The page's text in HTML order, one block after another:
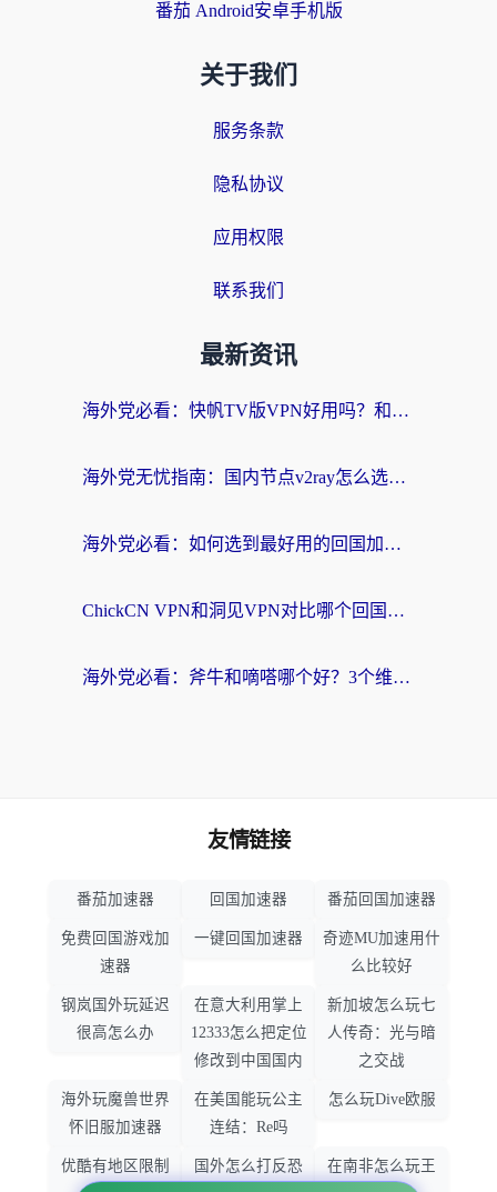
番茄 Android安卓手机版
关于我们
服务条款
隐私协议
应用权限
联系我们
最新资讯
海外党必看：快帆TV版VPN好用吗？和快游VPN对比哪个回国效果更好？附实用避坑指南
海外党无忧指南：国内节点v2ray怎么选？一键回国VPN+多场景实测帮你避坑
海外党必看：如何选到最好用的回国加速器？从节点到售后的全维度指南
ChickCN VPN和洞见VPN对比哪个回国效果更好？海外党亲测3款加速器+避坑指南
海外党必看：斧牛和嘀嗒哪个好？3个维度教你选对回国加速器
友情链接
番茄加速器 回国加速器 番茄回国加速器
免费回国游戏加
速器
一键回国加速器
奇迹MU加速用什
么比较好
钢岚国外玩延迟
很高怎么办
在意大利用掌上
12333怎么把定位
修改到中国国内
新加坡怎么玩七
人传奇：光与暗
之交战
海外玩魔兽世界
怀旧服加速器
在美国能玩公主
连结：Re吗
怎么玩Dive欧服
优酷有地区限制
国外怎么打反恐
在南非怎么玩王